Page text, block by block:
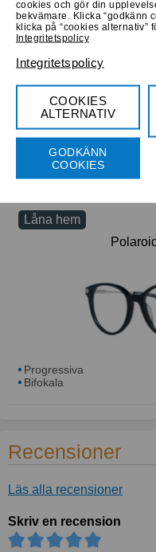
Låna hem
Låna hem
Progressiva
Bifokala
Recensioner
Läs alla recensioner
Skriv en recension
cookies och gör din
bekvämare. Klicka “godkänn
klicka på “cookies alternativ”
Integritetspolicy
Integritetspolicy
COOKIES
ALTERNATIV
GODKÄNN
COOKIES